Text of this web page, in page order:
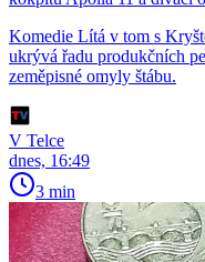
Komedie Lítá v tom s
ukrývá řadu produkčních
zeměpisné omyly štábu.
V Telce
dnes, 16:49
3 min